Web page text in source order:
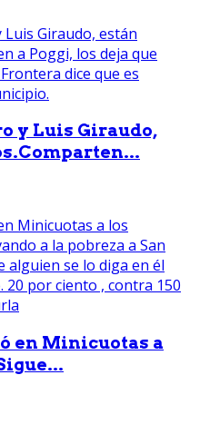
y Luis Giraudo,
en Minicuotas a